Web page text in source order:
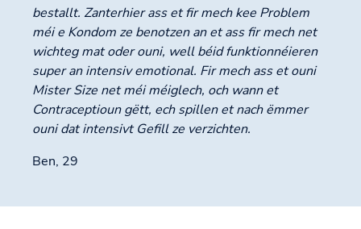
bestallt. Zanterhier ass et fir mech kee Problem
méi e Kondom ze benotzen an et ass fir mech net
wichteg mat oder ouni, well béid funktionnéieren
super an intensiv emotional. Fir mech ass et ouni
Mister Size net méi méiglech, och wann et
Contraceptioun gëtt, ech spillen et nach ëmmer
ouni dat intensivt Gefill ze verzichten.
Ben, 29